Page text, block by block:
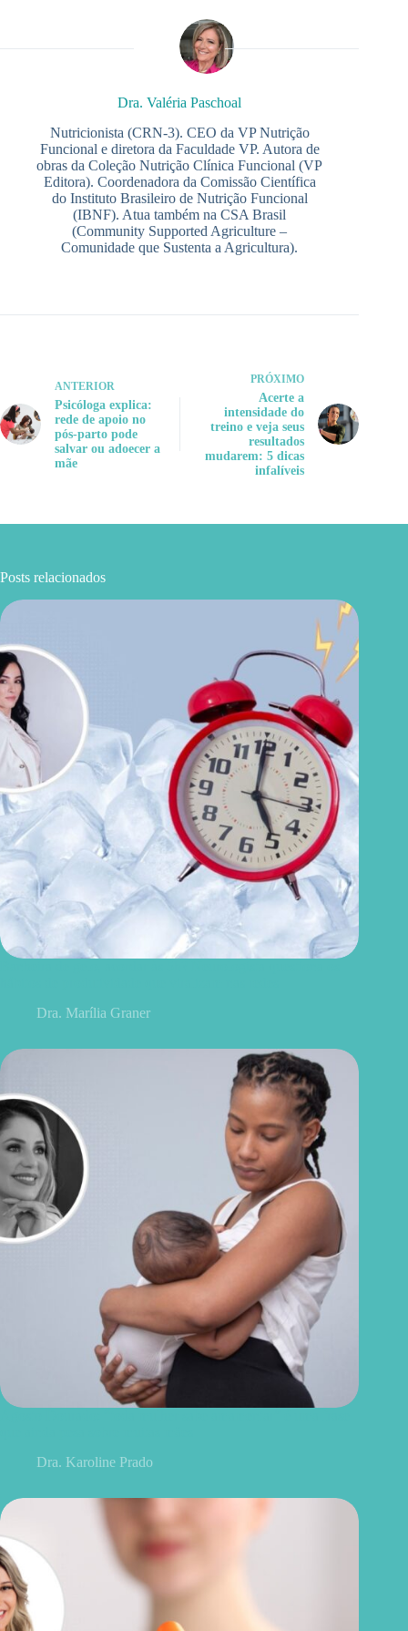
Dra. Valéria Paschoal
Nutricionista (CRN-3). CEO da VP Nutrição
Funcional e diretora da Faculdade VP. Autora de
obras da Coleção Nutrição Clínica Funcional (VP
Editora). Coordenadora da Comissão Científica
do Instituto Brasileiro de Nutrição Funcional
(IBNF). Atua também na CSA Brasil
(Community Supported Agriculture –
Comunidade que Sustenta a Agricultura).
ANTERIOR
Psicóloga explica:
rede de apoio no
pós-parto pode
salvar ou adoecer a
mãe
PRÓXIMO
Acerte a
intensidade do
treino e veja seus
resultados
mudarem: 5 dicas
infalíveis
Posts relacionados
Dra. Marília Graner
Dra. Karoline Prado